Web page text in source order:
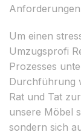
Um einen
Umzugsprofi
Prozesses
Durchführung
Rat und Tat
unsere Möbel
sondern sich